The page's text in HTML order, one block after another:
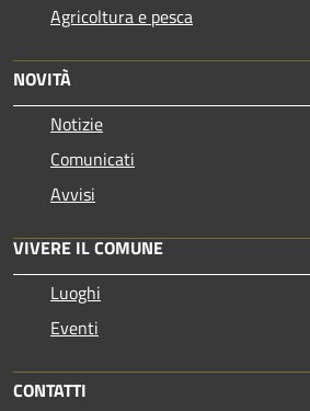
Agricoltura e pesca
NOVITÀ
Notizie
Comunicati
Avvisi
VIVERE IL COMUNE
Luoghi
Eventi
CONTATTI